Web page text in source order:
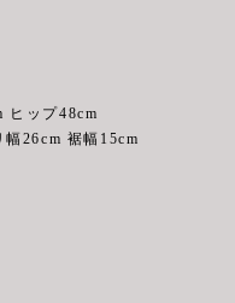
ップ48cm
裾幅15cm